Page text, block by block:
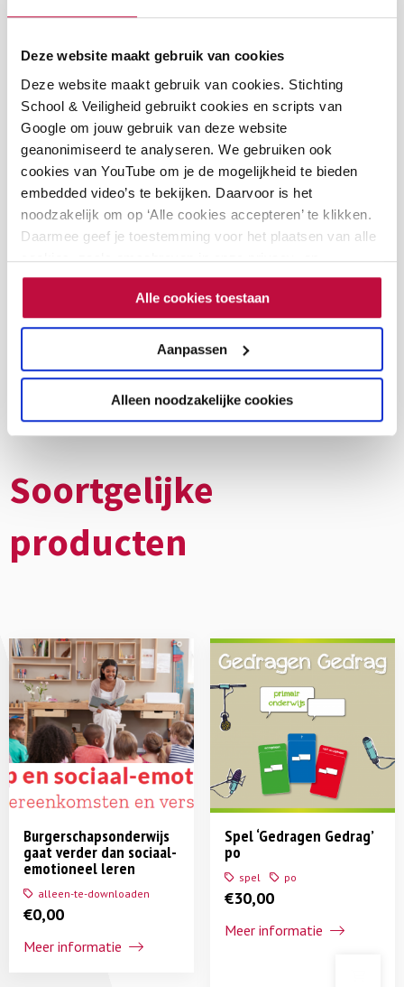
Deze website maakt gebruik van cookies
Deze website maakt gebruik van cookies. Stichting
School & Veiligheid gebruikt cookies en scripts van
Google om jouw gebruik van deze website
geanonimiseerd te analyseren. We gebruiken ook
cookies van YouTube om je de mogelijkheid te bieden
embedded video’s te bekijken. Daarvoor is het
noodzakelijk om op ‘Alle cookies accepteren’ te klikken.
Daarmee geef je toestemming voor het plaatsen van alle
cookies, zoals omschreven in onze privacy- en
cookieverklaring. Als je niet alle cookies accepteert, dan
kun je geen video's bekijken.Alle cookies toestaan
Aanpassen
Alleen noodzakelijke cookies
Vijf tips om pesten te
voorkomen –
voortgezet onderwijs
alleen-te-downloaden
vo
€0,00
Meer informatie
Soortgelijke
producten
Burgerschapsonderwijs
gaat verder dan sociaal-
emotioneel leren
alleen-te-downloaden
€0,00
Meer informatie
Spel ‘Gedragen Gedrag’
po
spel po
€30,00
Meer informatie